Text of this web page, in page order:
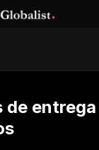
de entrega